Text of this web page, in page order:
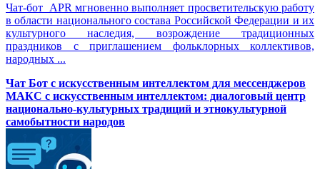
Чат-бот APR мгновенно выполняет просветительскую работу
в области национального состава Российской Федерации и их
культурного наследия, возрождение традиционных
праздников с приглашением фольклорных коллективов,
народных ...
Чат Бот с искусственным интеллектом для мессенджеров
МАКС с искусственным интеллектом: диалоговый центр
национально-культурных традиций и этнокультурной
самобытности народов